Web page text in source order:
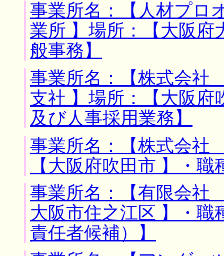
事業所名：【人材プ
業所 】場所：【大阪府
般事務】
事業所名：【株式会
支社 】場所：【大阪府
及び人事採用業務】
事業所名：【株式会
【大阪府吹田市 】・
事業所名：【有限会
大阪市住之江区 】・職
責任者候補）】